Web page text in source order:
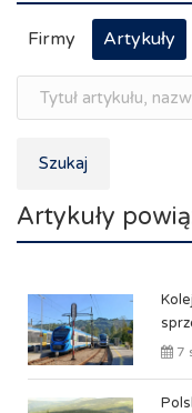
Firmy Artykuły
Szukaj
Artykuły
7